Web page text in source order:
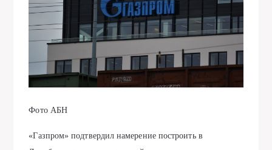
Фото АБН
«Газпром» подтвердил намерение построить в